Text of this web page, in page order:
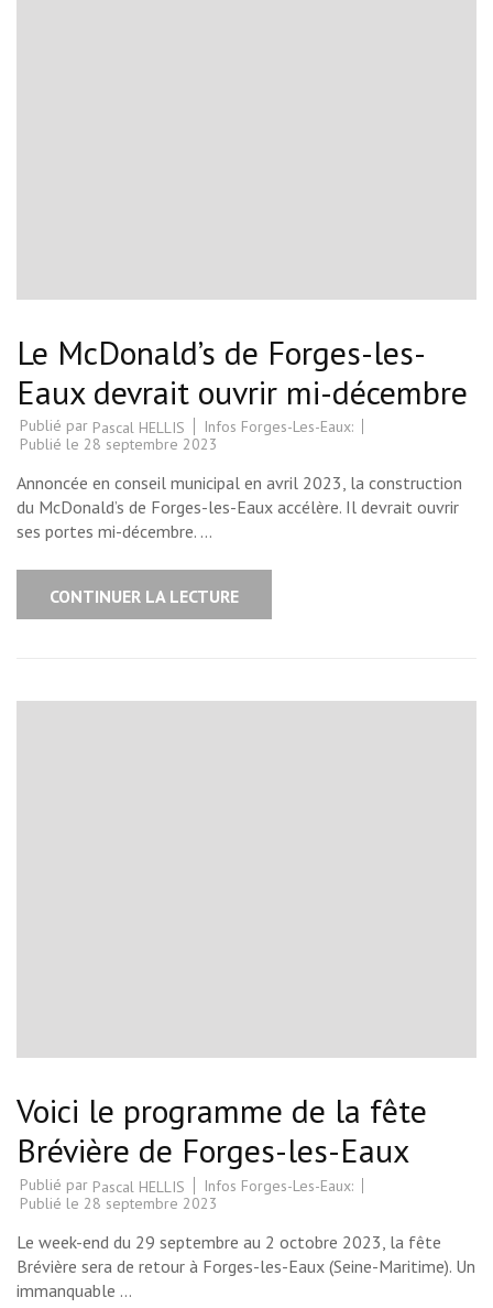
Le McDonald’s de Forges-les-
Eaux devrait ouvrir mi-décembre
Publié par Pascal HELLIS
Infos Forges-Les-Eaux:
Publié le 28 septembre 2023
Annoncée en conseil municipal en avril 2023, la construction
du McDonald’s de Forges-les-Eaux accélère. Il devrait ouvrir
ses portes mi-décembre. …
CONTINUER LA LECTURE
Voici le programme de la fête
Brévière de Forges-les-Eaux
Publié par Pascal HELLIS
Infos Forges-Les-Eaux:
Publié le 28 septembre 2023
Le week-end du 29 septembre au 2 octobre 2023, la fête
Brévière sera de retour à Forges-les-Eaux (Seine-Maritime). Un
immanquable …